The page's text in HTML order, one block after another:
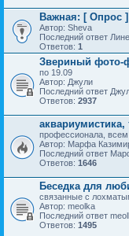
Важная: [ Опрос ]
Автор: Sheva
Последний ответ
Ответов: 1
Звериный фото-
по 19.09
Автор: Джули
Последний ответ
Ответов: 2937
профессионала,
Автор: Марфа
Последний ответ
Ответов: 1646
Беседка для
связанные с
Автор: meolka
Последний ответ
Ответов: 1495